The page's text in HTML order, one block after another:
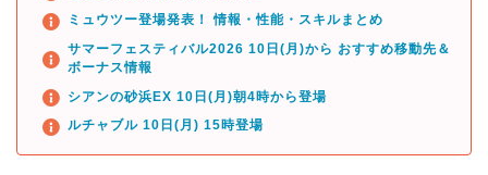
ミュウツー登場発表！ 情報・性能・スキルまとめ
サマーフェスティバル2026 10日(月)から おすすめ移動先＆
ボーナス情報
シアンの砂浜EX 10日(月)朝4時から登場
ルチャブル 10日(月) 15時登場